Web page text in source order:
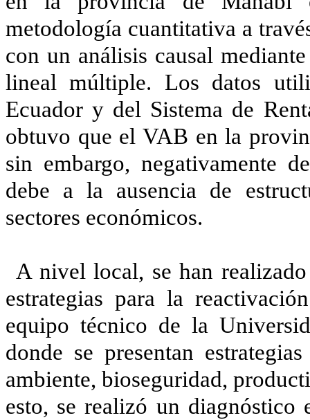
metodología cuantitativa a
con un análisis causal
lineal múltiple. Los datos
Ecuador y del Sistema de
obtuvo que el VAB en la
sin embargo, negativamente
debe a la ausencia de
sectores económicos.
A nivel local, se han
estrategias para la
equipo técnico de la
donde se presentan
ambiente, bioseguridad,
esto, se realizó un diagnóstico